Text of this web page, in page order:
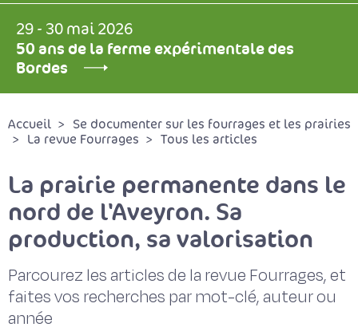
29 - 30 mai 2026
50 ans de la ferme expérimentale des
Bordes
Accueil
Se documenter sur les fourrages et les prairies
La revue Fourrages
Tous les articles
La prairie permanente dans le
nord de l'Aveyron. Sa
production, sa valorisation
Parcourez les articles de la revue Fourrages, et
faites vos recherches par mot-clé, auteur ou
année